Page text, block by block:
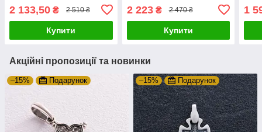
2 133,50 ₴ 2 510 ₴
Купити
2 223₴ 2 470 ₴
Купити
1
Акційні пропозиції та новинки
–15% Подарунок –15% Подарунок